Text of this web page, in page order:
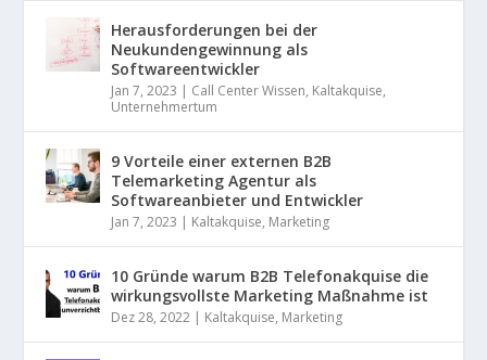
Herausforderungen bei der
Neukundengewinnung als
Softwareentwickler
Jan 7, 2023 | Call Center Wissen, Kaltakquise,
Unternehmertum
9 Vorteile einer externen B2B
Telemarketing Agentur als
Softwareanbieter und Entwickler
Jan 7, 2023 | Kaltakquise, Marketing
10 Gründe warum B2B Telefonakquise die
wirkungsvollste Marketing Maßnahme ist
Dez 28, 2022 | Kaltakquise, Marketing